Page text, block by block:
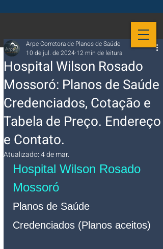
Hospital Wilson Rosado
Mossoró: Planos de Saúde
Credenciados, Cotação e
Tabela de Preço. Endereço
e Contato.
Arpe Corretora de Planos de Saúde
10 de jul. de 2024 12 min de leitura
Atualizado:4 de mar.
Hospital Wilson Rosado
Mossoró
Planos de Saúde
Credenciados (Planos aceitos)